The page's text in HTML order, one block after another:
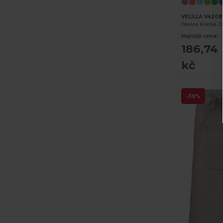
VELILLA V4208
Odolná Krátká
Najnižší cena:
186,74
kč
-39%